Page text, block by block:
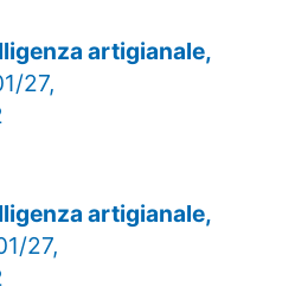
artigianale,
27,
artigianale,
27,